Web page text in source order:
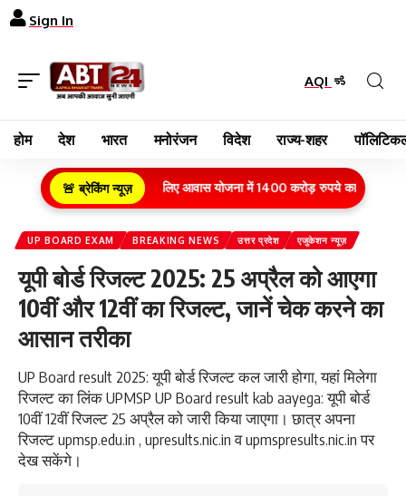
Sign In
AQI
होम देश भारत मनोरंजन विदेश राज्य-शहर
🚨 ब्रेकिंग न्यूज़
क्षेत्र के गरीब परिवारों के लिए आवास योजना में 1400 करोड़ रुपये का बजट वित्तीय
UP BOARD EXAM BREAKING NEWS उत्तर प्रदेश एजुकेशन न्यूज़
यूपी बोर्ड रिजल्ट 2025: 25 अप्रैल को आएगा
10वीं और 12वीं का रिजल्ट, जानें चेक करने का
आसान तरीका
UP Board result 2025: यूपी बोर्ड रिजल्ट कल जारी होगा, यहां मिलेगा
रिजल्ट का लिंक UPMSP UP Board result kab aayega: यूपी बोर्ड
10वीं 12वीं रिजल्ट 25 अप्रैल को जारी किया जाएगा। छात्र अपना
रिजल्ट upmsp.edu.in , upresults.nic.in व upmspresults.nic.in पर
देख सकेंगे।